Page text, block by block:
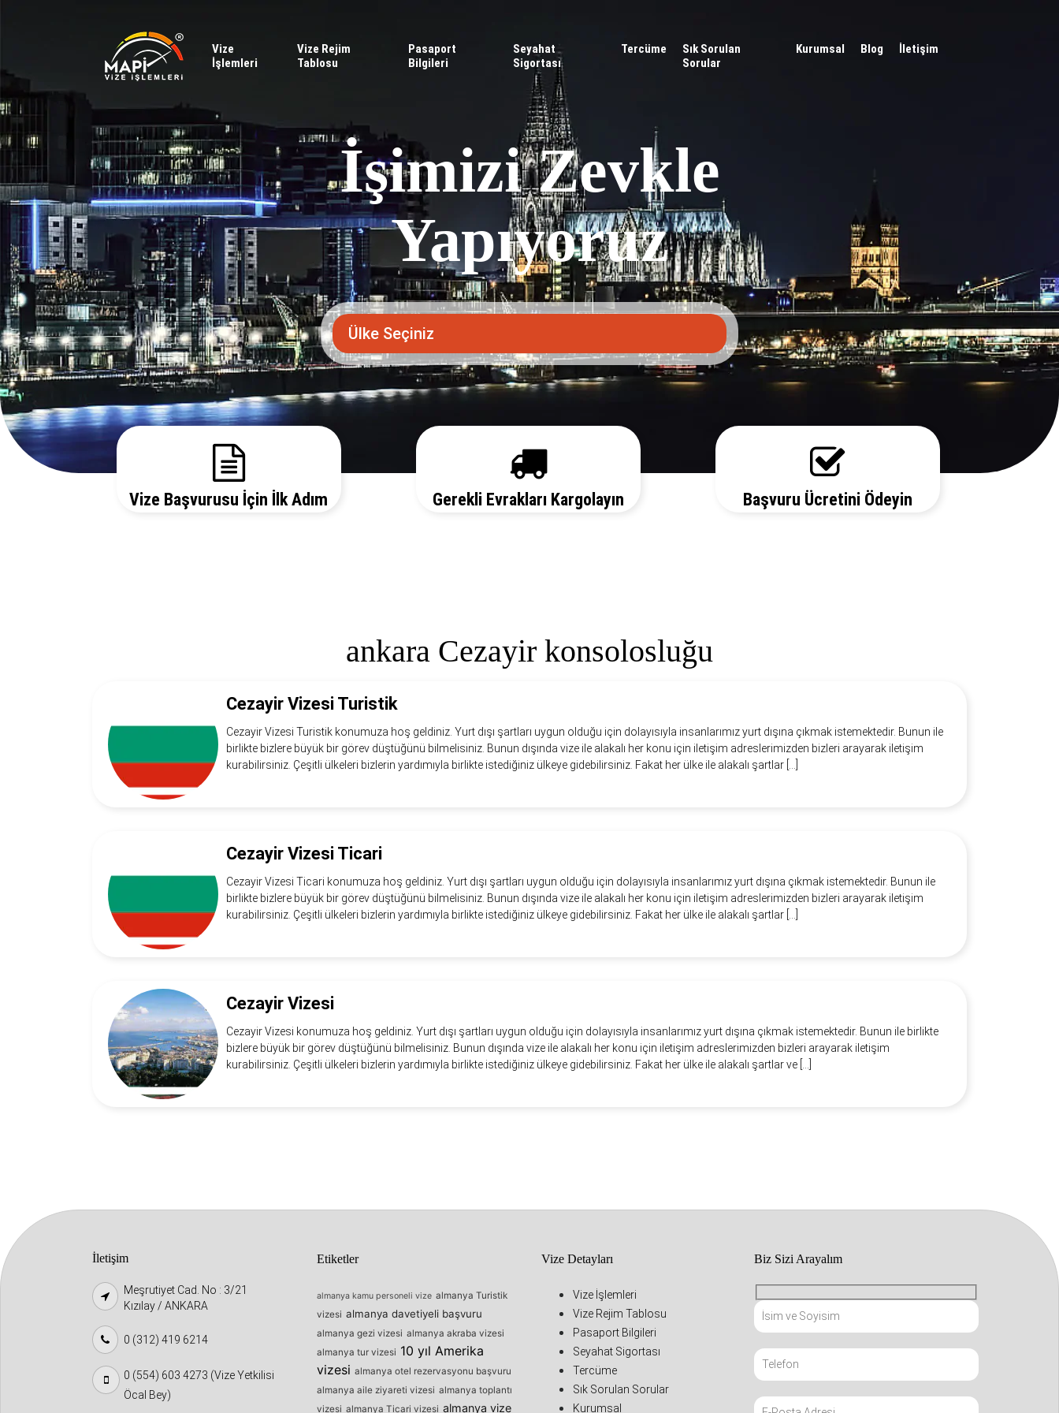
Vize
İşlemleri
Vize Rejim
Tablosu
Pasaport
Bilgileri
Seyahat
Sigortası
Tercüme
Sık Sorulan
Sorular
Kurumsal Blog İletişim
İşimizi Zevkle
Yapıyoruz
Vize Başvurusu İçin İlk Adım Gerekli Evrakları Kargolayın Başvuru Ücretini Ödeyin
ankara Cezayir konsolosluğu
Cezayir Vizesi Turistik
Cezayir Vizesi Turistik konumuza hoş geldiniz. Yurt dışı şartları uygun olduğu için dolayısıyla insanlarımız yurt dışına çıkmak istemektedir. Bunun ile
birlikte bizlere büyük bir görev düştüğünü bilmelisiniz. Bunun dışında vize ile alakalı her konu için iletişim adreslerimizden bizleri arayarak iletişim
kurabilirsiniz. Çeşitli ülkeleri bizlerin yardımıyla birlikte istediğiniz ülkeye gidebilirsiniz. Fakat her ülke ile alakalı şartlar […]
Cezayir Vizesi Ticari
Cezayir Vizesi Ticari konumuza hoş geldiniz. Yurt dışı şartları uygun olduğu için dolayısıyla insanlarımız yurt dışına çıkmak istemektedir. Bunun ile
birlikte bizlere büyük bir görev düştüğünü bilmelisiniz. Bunun dışında vize ile alakalı her konu için iletişim adreslerimizden bizleri arayarak iletişim
kurabilirsiniz. Çeşitli ülkeleri bizlerin yardımıyla birlikte istediğiniz ülkeye gidebilirsiniz. Fakat her ülke ile alakalı şartlar […]
Cezayir Vizesi
Cezayir Vizesi konumuza hoş geldiniz. Yurt dışı şartları uygun olduğu için dolayısıyla insanlarımız yurt dışına çıkmak istemektedir. Bunun ile birlikte
bizlere büyük bir görev düştüğünü bilmelisiniz. Bunun dışında vize ile alakalı her konu için iletişim adreslerimizden bizleri arayarak iletişim
kurabilirsiniz. Çeşitli ülkeleri bizlerin yardımıyla birlikte istediğiniz ülkeye gidebilirsiniz. Fakat her ülke ile alakalı şartlar ve […]
İletişim
Meşrutiyet Cad. No : 3/21
Kızılay / ANKARA
0 (312) 419 6214
0 (554) 603 4273 (Vize Yetkilisi
Öcal Bey)
Etiketler
almanya kamu personeli vize almanya Turistik
vizesi almanya davetiyeli başvuru
almanya gezi vizesi almanya akraba vizesi
almanya tur vizesi 10 yıl Amerika
vizesi almanya otel rezervasyonu başvuru
almanya aile ziyareti vizesi almanya toplantı
vizesi almanya Ticari vizesi almanya vize
Vize Detayları
Vize İşlemleri
Vize Rejim Tablosu
Pasaport Bilgileri
Seyahat Sigortası
Tercüme
Sık Sorulan Sorular
Kurumsal
Biz Sizi Arayalım